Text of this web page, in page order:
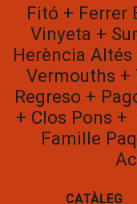
Fitó + Ferrer
Vinyeta +
Herència
Vermouths +
Regreso +
+ Clos Pons +
Famille
CATÀLEG